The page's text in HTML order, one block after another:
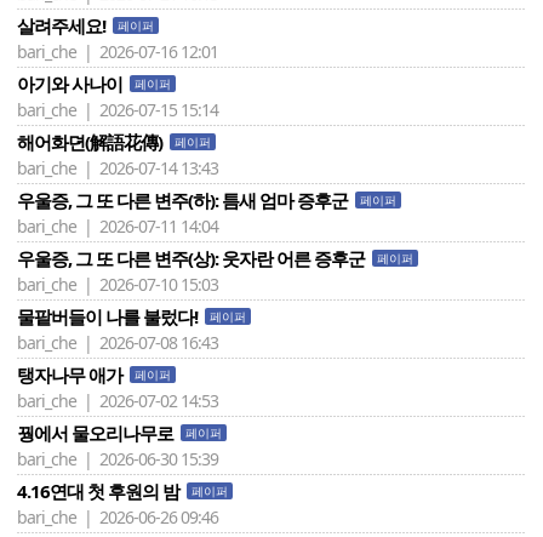
살려주세요! 페이퍼
bari_che | 2026-07-16 12:01
아기와 사나이 페이퍼
bari_che | 2026-07-15 15:14
해어화뎐(解語花傳) 페이퍼
bari_che | 2026-07-14 13:43
우울증, 그 또 다른 변주(하): 틈새 엄마 증후군 페이퍼
bari_che | 2026-07-11 14:04
우울증, 그 또 다른 변주(상): 웃자란 어른 증후군 페이퍼
bari_che | 2026-07-10 15:03
물팥버들이 나를 불렀다! 페이퍼
bari_che | 2026-07-08 16:43
탱자나무 애가 페이퍼
bari_che | 2026-07-02 14:53
꿩에서 물오리나무로 페이퍼
bari_che | 2026-06-30 15:39
4.16연대 첫 후원의 밤 페이퍼
bari_che | 2026-06-26 09:46